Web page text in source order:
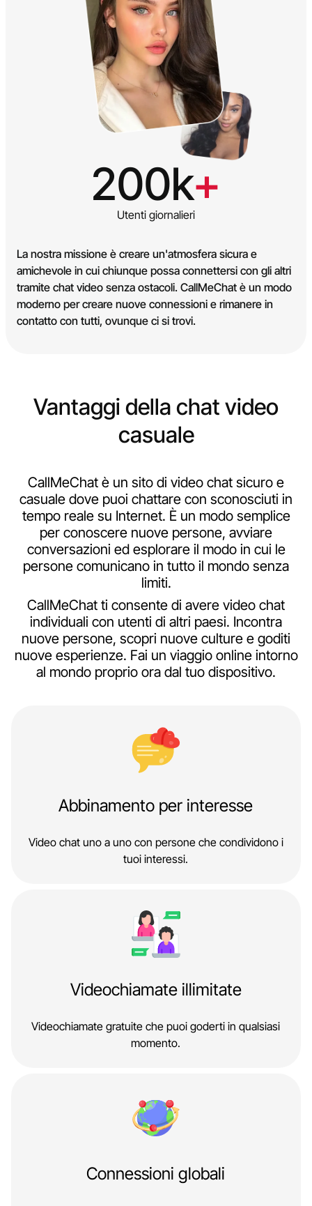
200k+
Utenti giornalieri
La nostra missione è creare un'atmosfera sicura e
amichevole in cui chiunque possa connettersi con gli altri
tramite chat video senza ostacoli. CallMeChat è un modo
moderno per creare nuove connessioni e rimanere in
contatto con tutti, ovunque ci si trovi.
Vantaggi della chat video
casuale
CallMeChat è un sito di video chat sicuro e
casuale dove puoi chattare con sconosciuti in
tempo reale su Internet. È un modo semplice
per conoscere nuove persone, avviare
conversazioni ed esplorare il modo in cui le
persone comunicano in tutto il mondo senza
limiti.
CallMeChat ti consente di avere video chat
individuali con utenti di altri paesi. Incontra
nuove persone, scopri nuove culture e goditi
nuove esperienze. Fai un viaggio online intorno
al mondo proprio ora dal tuo dispositivo.
Abbinamento per interesse
Video chat uno a uno con persone che condividono i
tuoi interessi.
Videochiamate illimitate
Videochiamate gratuite che puoi goderti in qualsiasi
momento.
Connessioni globali